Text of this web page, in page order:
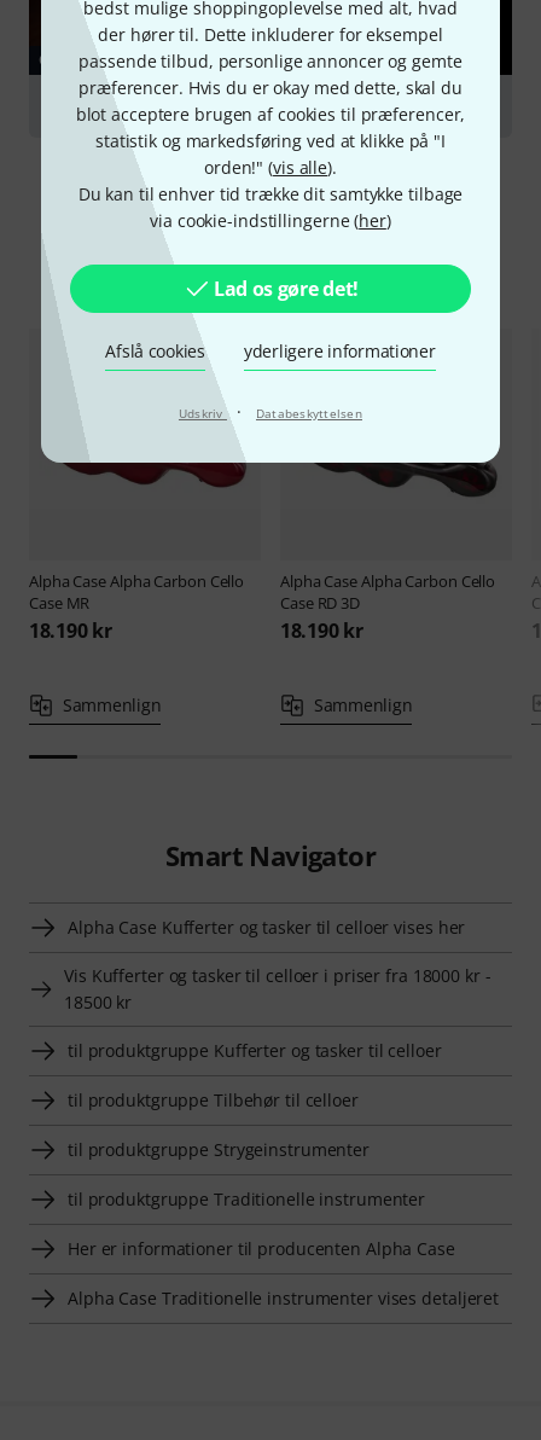
bedst mulige shoppingoplevelse med alt, hvad
der hører til. Dette inkluderer for eksempel
passende tilbud, personlige annoncer og gemte
præferencer. Hvis du er okay med dette, skal du
blot acceptere brugen af cookies til præferencer,
statistik og markedsføring ved at klikke på "I
orden!" (vis alle).
Du kan til enhver tid trække dit samtykke tilbage
via cookie-indstillingerne (her)
Lad os gøre det!
Afslå cookies yderligere informationer
Udskriv · Databeskyttelsen
GUIDE
Cello
Sammenlign valgmuligheder
Alpha CaseAlpha Carbon Cello
Case MR
18.190 kr
Sammenlign
Alpha CaseAlpha Carbon Cello
Case RD 3D
18.190 kr
Sammenlign
Smart Navigator
Alpha Case Kufferter og tasker til celloer vises her
Vis Kufferter og tasker til celloer i priser fra 18000 kr -
18500 kr
til produktgruppe Kufferter og tasker til celloer
til produktgruppe Tilbehør til celloer
til produktgruppe Strygeinstrumenter
til produktgruppe Traditionelle instrumenter
Her er informationer til producenten Alpha Case
Alpha Case Traditionelle instrumenter vises detaljeret